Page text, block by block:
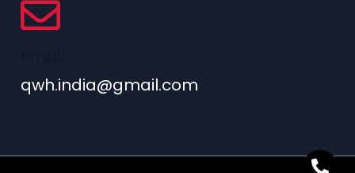
qwh.india@gmail.com